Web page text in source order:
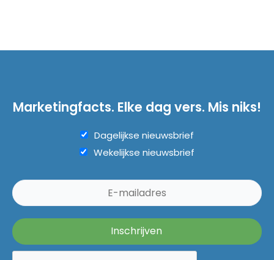
Marketingfacts. Elke dag vers. Mis niks!
Dagelijkse nieuwsbrief
Wekelijkse nieuwsbrief